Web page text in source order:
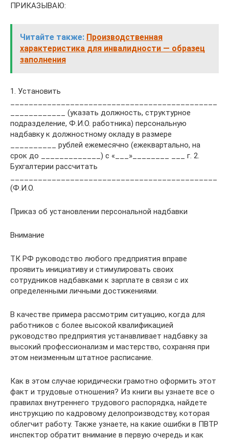
ПРИКАЗЫВАЮ:
Читайте также: Производственная
характеристика для инвалидности — образец
заполнения
1. Установить
____________ (указать должность, структурное
подразделение, Ф.И.О. работника) персональную
надбавку к должностному окладу в размере
__________ рублей ежемесячно (ежеквартально, на
срок до _____________) с «___»________ ___ г. 2.
Бухгалтерии рассчитать
(Ф.И.О.
Приказ об установлении персональной надбавки
Внимание
ТК РФ руководство любого предприятия вправе
проявить инициативу и стимулировать своих
сотрудников надбавками к зарплате в связи с их
определенными личными достижениями.
В качестве примера рассмотрим ситуацию, когда для
работников с более высокой квалификацией
руководство предприятия устанавливает надбавку за
высокий профессионализм и мастерство, сохраняя при
этом неизменным штатное расписание.
Как в этом случае юридически грамотно оформить этот
факт и трудовые отношения? Из книги вы узнаете все о
правилах внутреннего трудового распорядка, найдете
инструкцию по кадровому делопроизводству, которая
облегчит работу. Также узнаете, на какие ошибки в ПВТР
инспектор обратит внимание в первую очередь и как